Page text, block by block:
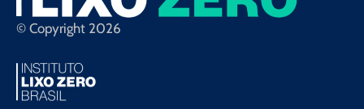
© Copyright 2026